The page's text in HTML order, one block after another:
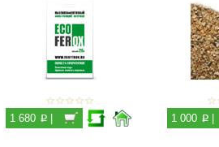
1 680 p| 1 000 p|